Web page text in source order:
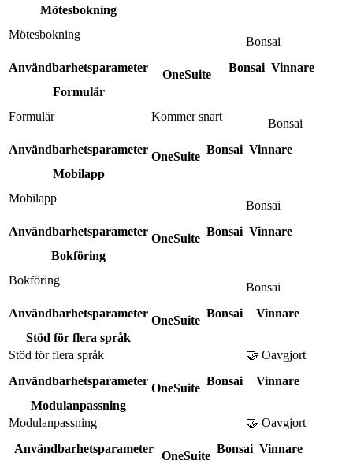
Mötesbokning
Mötesbokning
Bonsai
Användbarhetsparameter
OneSuite
Bonsai Vinnare
Formulär
Formulär
Kommer snart
Bonsai
Användbarhetsparameter
OneSuite
Bonsai Vinnare
Mobilapp
Mobilapp
Bonsai
Användbarhetsparameter
OneSuite
Bonsai Vinnare
Bokföring
Bokföring
Bonsai
Användbarhetsparameter
OneSuite
Bonsai
Vinnare
Stöd för flera språk
Stöd för flera språk
🤝 Oavgjort
Användbarhetsparameter
OneSuite
Bonsai
Vinnare
Modulanpassning
Modulanpassning
🤝 Oavgjort
Användbarhetsparameter
OneSuite
Bonsai Vinnare